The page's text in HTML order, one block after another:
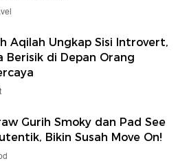
Aqilah Ungkap Sisi Introvert,
Berisik di Depan Orang
Gurih Smoky dan Pad See
Bikin Susah Move On!